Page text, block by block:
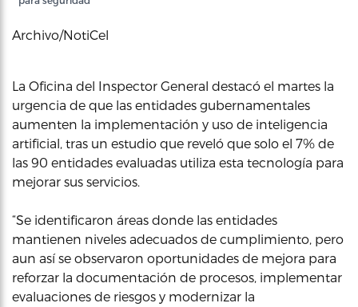
Archivo/NotiCel
La Oficina del Inspector General destacó el martes la
urgencia de que las entidades gubernamentales
aumenten la implementación y uso de inteligencia
artificial, tras un estudio que reveló que solo el 7% de
las 90 entidades evaluadas utiliza esta tecnología para
mejorar sus servicios.
“Se identificaron áreas donde las entidades
mantienen niveles adecuados de cumplimiento, pero
aun así se observaron oportunidades de mejora para
reforzar la documentación de procesos, implementar
evaluaciones de riesgos y modernizar la